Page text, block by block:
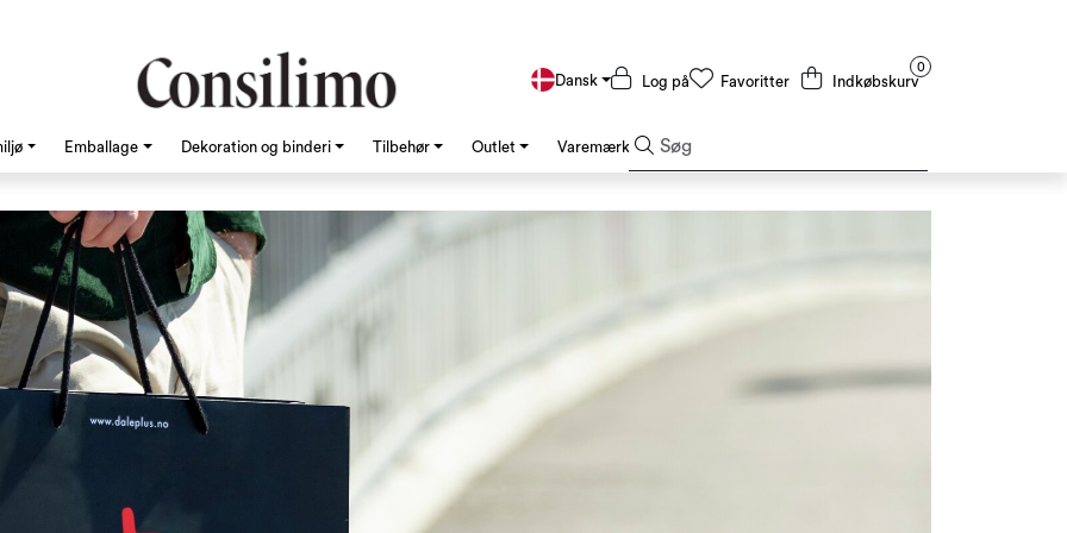
Dansk Log på Favoritter
0
Indkøbskurv
Emballage Dekoration og binderi Tilbehør Outlet Varemærker Sæsoner og højtider